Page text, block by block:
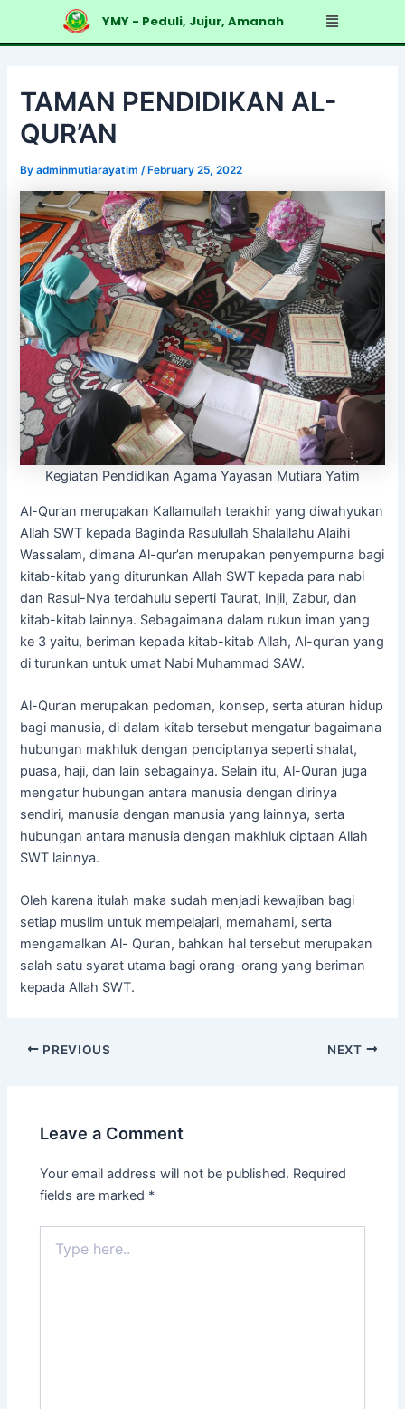
YMY - Peduli, Jujur, Amanah Menu
TAMAN PENDIDIKAN AL-
QUR’AN
Byadminmutiarayatim /February 25, 2022
Kegiatan Pendidikan Agama Yayasan Mutiara Yatim
Al-Qur’an merupakan Kallamullah terakhir yang diwahyukan
Allah SWT kepada Baginda Rasulullah Shalallahu Alaihi
Wassalam, dimana Al-qur’an merupakan penyempurna bagi
kitab-kitab yang diturunkan Allah SWT kepada para nabi
dan Rasul-Nya terdahulu seperti Taurat, Injil, Zabur, dan
kitab-kitab lainnya. Sebagaimana dalam rukun iman yang
ke 3 yaitu, beriman kepada kitab-kitab Allah, Al-qur’an yang
di turunkan untuk umat Nabi Muhammad SAW.
Al-Qur’an merupakan pedoman, konsep, serta aturan hidup
bagi manusia, di dalam kitab tersebut mengatur bagaimana
hubungan makhluk dengan penciptanya seperti shalat,
puasa, haji, dan lain sebagainya. Selain itu, Al-Quran juga
mengatur hubungan antara manusia dengan dirinya
sendiri, manusia dengan manusia yang lainnya, serta
hubungan antara manusia dengan makhluk ciptaan Allah
SWT lainnya.
Oleh karena itulah maka sudah menjadi kewajiban bagi
setiap muslim untuk mempelajari, memahami, serta
mengamalkan Al- Qur’an, bahkan hal tersebut merupakan
salah satu syarat utama bagi orang-orang yang beriman
kepada Allah SWT.
navigation
PREVIOUS NEXT
Leave a Comment
Your email address will not be published. Required
fields are marked *
here..